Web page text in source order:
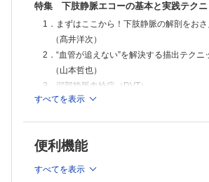
【新連載】
1．臨床検査技師のためのAI基礎―現場で変わ
（野坂大喜）
質量分析による菌種同定―想定外の結果が出た
【新連載】
1．Streptococcus gallolyticus group
（佐藤勇樹）
基礎講座
基礎知識
（笠原千晶）
技術講座
（小暮洋美）
特集 下肢静脈エコーの基本と実践テクニ
1．まずはここから！下肢静脈の解剖をおさ
（髙井洋次）
2．“血管が追えない”を解決する描出テクニ
（山本哲也）
3．深部静脈血栓症（DVT）
1）検査に臨むうえで知っておきたい 診
2）超音波検査の進め方，レポート作成の
4．下肢静脈瘤
すべてを表示
便利機能
すべてを表示